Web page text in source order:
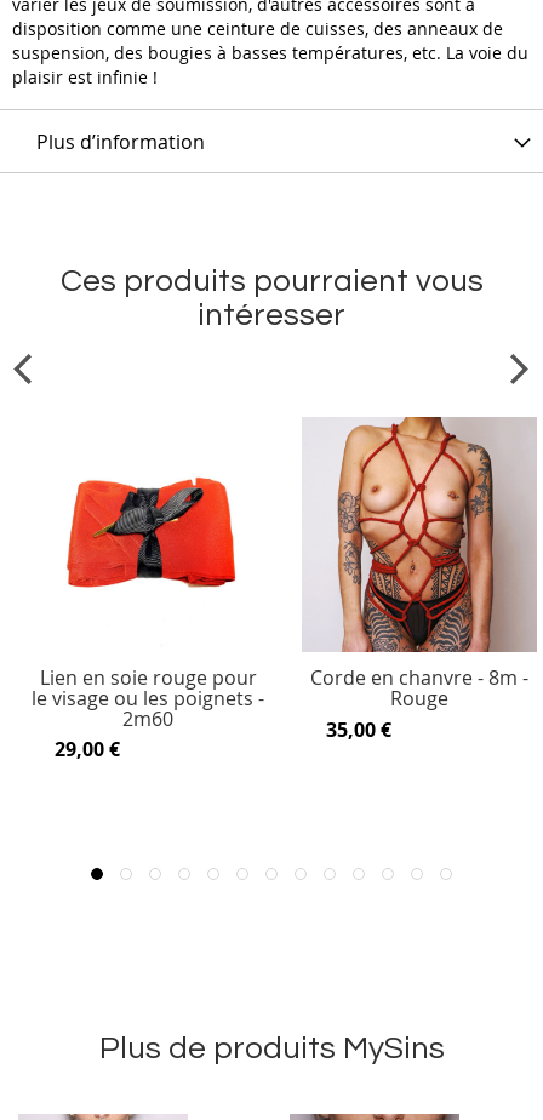
disposition comme une ceinture de cuisses, des anneaux de
suspension, des bougies à basses températures, etc. La voie du
plaisir est infinie !
Plus d’information
Ces produits pourraient vous
intéresser
Lien en soie rouge pour
le visage ou les poignets -
2m60
29,00 €
Corde en chanvre - 8m -
Rouge
35,00 €
Plus de produits MySins